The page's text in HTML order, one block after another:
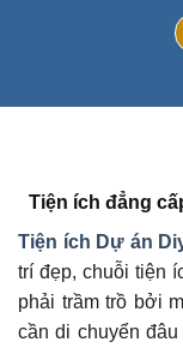
Tiện ích đẳng
Tiện ích Dự án
trí đẹp, chuỗi tiện
phải trầm trồ bởi
cần di chuyển